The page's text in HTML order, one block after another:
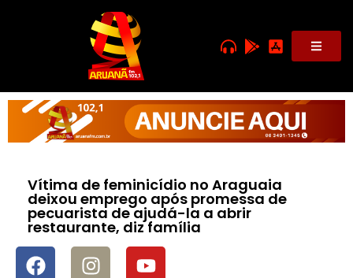
Vítima de feminicídio no Araguaia
deixou emprego após promessa de
pecuarista de ajudá-la a abrir
restaurante, diz família